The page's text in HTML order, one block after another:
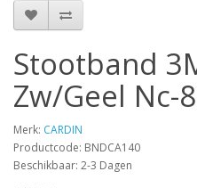
Stootband
Zw/Geel Nc-
Merk: CARDIN
Productcode: BNDCA140
Beschikbaar: 2-3 Dagen